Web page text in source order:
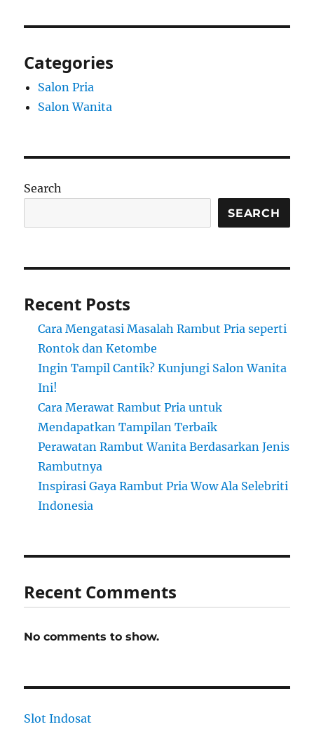
Categories
Salon Pria
Salon Wanita
Search
SEARCH
Recent Posts
Cara Mengatasi Masalah Rambut Pria seperti
Rontok dan Ketombe
Ingin Tampil Cantik? Kunjungi Salon Wanita
Ini!
Cara Merawat Rambut Pria untuk
Mendapatkan Tampilan Terbaik
Perawatan Rambut Wanita Berdasarkan Jenis
Rambutnya
Inspirasi Gaya Rambut Pria Wow Ala Selebriti
Indonesia
Recent Comments
No comments to show.
Slot Indosat